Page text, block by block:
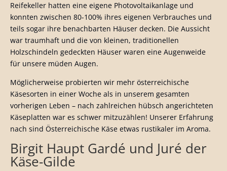
Reifekeller hatten eine eigene Photovoltaikanlage und
konnten zwischen 80-100% ihres eigenen Verbrauches und
teils sogar ihre benachbarten Häuser decken. Die Aussicht
war traumhaft und die von kleinen, traditionellen
Holzschindeln gedeckten Häuser waren eine Augenweide
für unsere müden Augen.
Möglicherweise probierten wir mehr österreichische
Käsesorten in einer Woche als in unserem gesamten
vorherigen Leben – nach zahlreichen hübsch angerichteten
Käseplatten war es schwer mitzuzählen! Unserer Erfahrung
nach sind Österreichische Käse etwas rustikaler im Aroma.
Birgit Haupt Gardé und Juré der
Käse-Gilde